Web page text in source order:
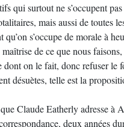
qui surtout ne s’occupent
mais aussi de toutes
s’occupe de morale à
de ce que nous
on le fait, donc refuser le
désuètes, telle est la
Claude Eatherly adresse à
deux années